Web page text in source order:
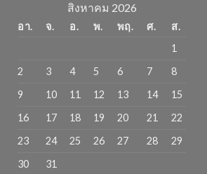
สิงหาคม 2026
อา. จ. อ. พ. พฤ. ศ.
ส.
1
2
3 4 5 6 7
8
9
10 11 12 13 14
15
16
17 18 19 20 21
22
23
24 25 26 27 28
29
30
31